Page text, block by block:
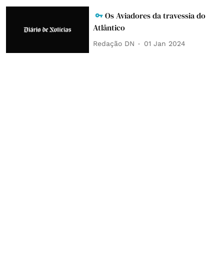
Os Aviadores da travessia do
Atlântico
Redação DN 01 Jan 2024